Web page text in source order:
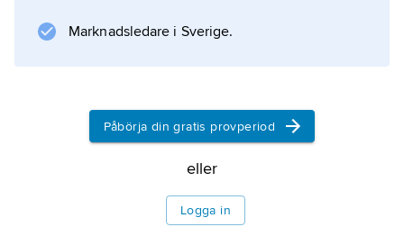
Marknadsledare i Sverige.
Påbörja din gratis provperiod
eller
Logga in